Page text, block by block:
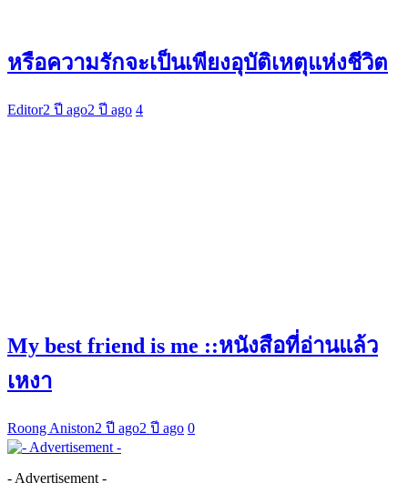
หรือความรักจะเป็นเพียงอุบัติเหตุแห่งชีวิต
Editor2 ปี ago2 ปี ago 4
My best friend is me ::หนังสือที่อ่านแล้ว
เหงา
Roong Aniston2 ปี ago2 ปี ago 0
- Advertisement -